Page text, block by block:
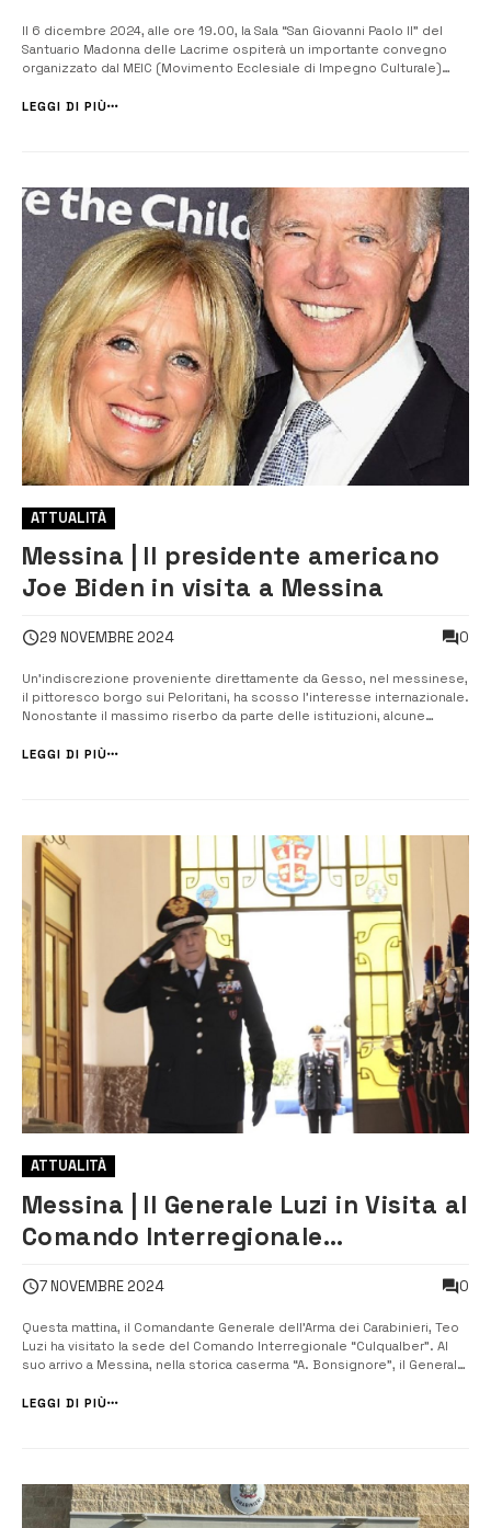
Il 6 dicembre 2024, alle ore 19.00, la Sala “San Giovanni Paolo II” del
Santuario Madonna delle Lacrime ospiterà un importante convegno
organizzato dal MEIC (Movimento Ecclesiale di Impegno Culturale)
che nel 1960 curò la pubblicazione del libro Consoliamo la M...
LEGGI DI PIÙ
ATTUALITÀ
Messina | Il presidente americano
Joe Biden in visita a Messina
29 NOVEMBRE 2024 0
Un’indiscrezione proveniente direttamente da Gesso, nel messinese,
il pittoresco borgo sui Peloritani, ha scosso l’interesse internazionale.
Nonostante il massimo riserbo da parte delle istituzioni, alcune
confermato, renderebbe Gesso il fulcro di un’avventura storica e
LEGGI DI PIÙ
ATTUALITÀ
Messina | Il Generale Luzi in Visita al
Comando Interregionale
Carabinieri di Sicilia e Calabria”
7 NOVEMBRE 2024 0
Questa mattina, il Comandante Generale dell’Arma dei Carabinieri, Teo
Luzi ha visitato la sede del Comando Interregionale “Culqualber”. Al
suo arrivo a Messina, nella storica caserma “A. Bonsignore”, il Generale
Corpo d’Armata Giovanni Truglio e, successivamente, ha incontrato i ...
LEGGI DI PIÙ